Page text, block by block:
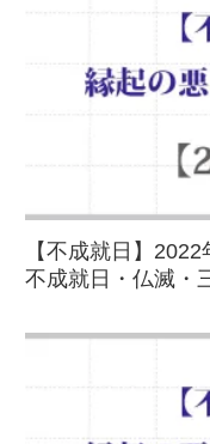
【不成就日】
不成就日・仏滅・